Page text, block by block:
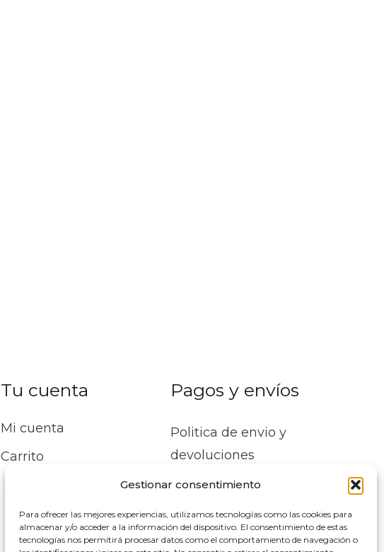
Gestionar consentimiento
Para ofrecer las mejores experiencias, utilizamos tecnologías como las cookies para
almacenar y/o acceder a la información del dispositivo. El consentimiento de estas
tecnologías nos permitirá procesar datos como el comportamiento de navegación o
Tu cuenta
Mi cuenta
Carrito
Pagos y envíos
Politica de envio y
devoluciones